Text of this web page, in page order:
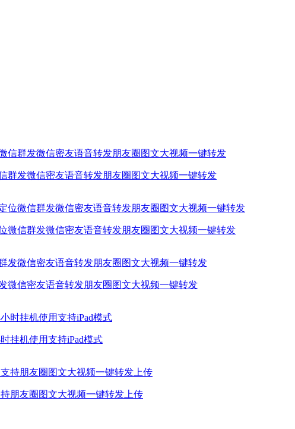
群发微信密友语音转发朋友圈图文大视频一键转发
微信群发微信密友语音转发朋友圈图文大视频一键转发
微信密友语音转发朋友圈图文大视频一键转发
挂机使用支持iPad模式
朋友圈图文大视频一键转发上传